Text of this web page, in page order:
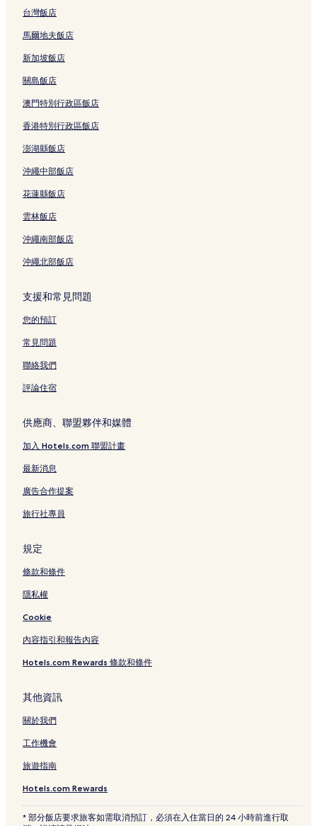
台灣飯店
馬爾地夫飯店
新加坡飯店
關島飯店
澳門特別行政區飯店
香港特別行政區飯店
澎湖縣飯店
沖繩中部飯店
花蓮縣飯店
雲林飯店
沖繩南部飯店
沖繩北部飯店
支援和常見問題
您的預訂
常見問題
聯絡我們
評論住宿
供應商、聯盟夥伴和媒體
加入 Hotels.com 聯盟計畫
最新消息
廣告合作提案
旅行社專員
規定
條款和條件
隱私權
Cookie
內容指引和報告內容
Hotels.com Rewards 條款和條件
其他資訊
關於我們
工作機會
旅遊指南
Hotels.com Rewards
* 部分飯店要求旅客如需取消預訂，必須在入住當日的 24 小時前進行取